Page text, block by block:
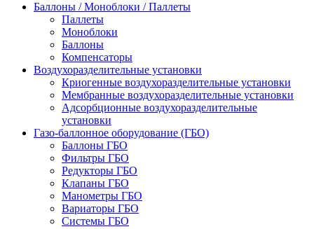
Баллоны / Моноблоки / Паллеты
Паллеты
Моноблоки
Баллоны
Компенсаторы
Воздухоразделительные установки
Криогенные воздухоразделительные установки
Мембранные воздухоразделительные установки
Адсорбционные воздухоразделительные
установки
Газо-баллонное оборудование (ГБО)
Баллоны ГБО
Фильтры ГБО
Редукторы ГБО
Клапаны ГБО
Манометры ГБО
Вариаторы ГБО
Системы ГБО